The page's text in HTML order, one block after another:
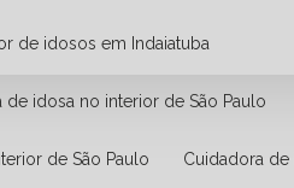
de idosos em Indaiatuba
de idosa no interior de São Paulo
de São Paulo Cuidadora